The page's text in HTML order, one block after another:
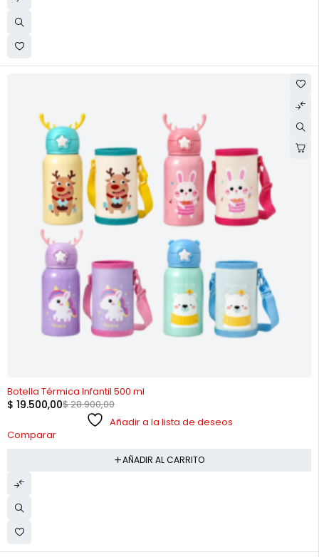
-33%
Botella Térmica Infantil 500 ml
$28.900,00
$ 19.500,00
Añadir a la lista de deseos
Comparar
AÑADIR AL CARRITO